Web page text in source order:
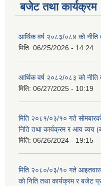
बजेट तथा कार्यक्रम
आर्थिक वर्ष २०८३/०८४ को
मिति: 06/25/2026 - 14:24
आर्थिक वर्ष २०८२/०८३ को
मिति: 06/27/2025 - 10:19
मिति २०८१/०३/१० गते
निति तथा कार्यक्रम र आय व्यय
मिति: 06/26/2024 - 19:15
मिति २०८०/०३/१० गते
को निति तथा कार्यक्रम र बजेट